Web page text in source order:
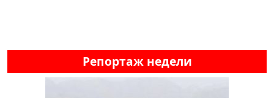
Репортаж недели